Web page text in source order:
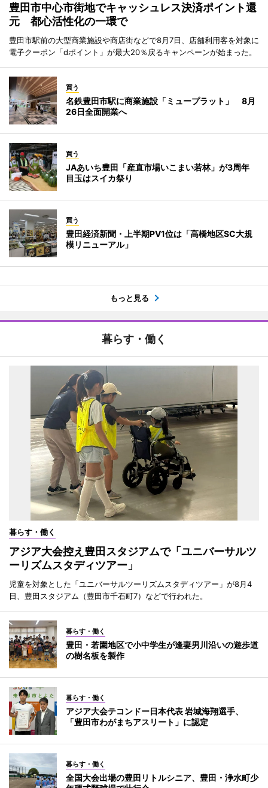
豊田市中心市街地でキャッシュレス決済ポイント還
元 都心活性化の一環で
豊田市駅前の大型商業施設や商店街などで8月7日、店舗利用客を対象に
電子クーポン「dポイント」が最大20％戻るキャンペーンが始まった。
買う
名鉄豊田市駅に商業施設「ミュープラット」 8月
26日全面開業へ
買う
JAあいち豊田「産直市場いこまい若林」が3周年
目玉はスイカ祭り
買う
豊田経済新聞・上半期PV1位は「高橋地区SC大規
模リニューアル」
もっと見る
暮らす・働く
暮らす・働く
アジア大会控え豊田スタジアムで「ユニバーサルツ
ーリズムスタディツアー」
児童を対象とした「ユニバーサルツーリズムスタディツアー」が8月4
日、豊田スタジアム（豊田市千石町7）などで行われた。
暮らす・働く
豊田・若園地区で小中学生が逢妻男川沿いの遊歩道
の樹名板を製作
暮らす・働く
アジア大会テコンドー日本代表 岩城海翔選手、
「豊田市わがまちアスリート」に認定
暮らす・働く
全国大会出場の豊田リトルシニア、豊田・浄水町少